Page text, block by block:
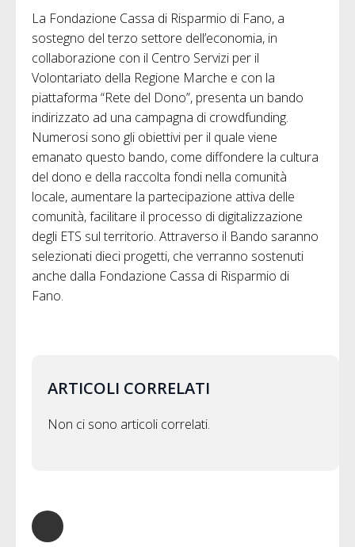
La Fondazione Cassa di Risparmio di Fano, a
sostegno del terzo settore dell’economia, in
collaborazione con il Centro Servizi per il
Volontariato della Regione Marche e con la
piattaforma “Rete del Dono”, presenta un bando
indirizzato ad una campagna di crowdfunding.
Numerosi sono gli obiettivi per il quale viene
emanato questo bando, come diffondere la cultura
del dono e della raccolta fondi nella comunità
locale, aumentare la partecipazione attiva delle
comunità, facilitare il processo di digitalizzazione
degli ETS sul territorio. Attraverso il Bando saranno
selezionati dieci progetti, che verranno sostenuti
anche dalla Fondazione Cassa di Risparmio di
Fano.
ARTICOLI CORRELATI
Non ci sono articoli correlati.